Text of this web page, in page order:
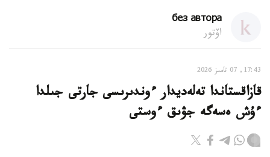
без автора
اۆتور
17:43, 07 تامىز 2026
قازاقستاندا تەلەديدار ءوندىرىسى جارتى جىلدا
ءۇش ەسەگە جۋىق ءوستى